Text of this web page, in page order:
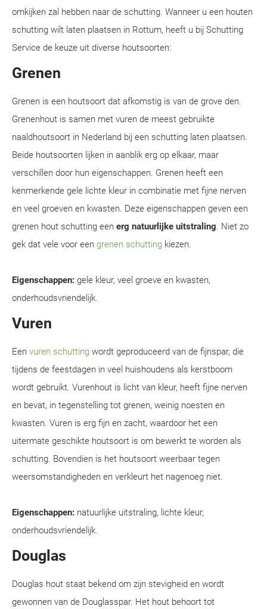
omkijken zal hebben naar de schutting. Wanneer u een houten
schutting wilt laten plaatsen in Rottum, heeft u bij Schutting
Service de keuze uit diverse houtsoorten:
Grenen
Grenen is een houtsoort dat afkomstig is van de grove den.
Grenenhout is samen met vuren de meest gebruikte
naaldhoutsoort in Nederland bij een schutting laten plaatsen.
Beide houtsoorten lijken in aanblik erg op elkaar, maar
verschillen door hun eigenschappen. Grenen heeft een
kenmerkende gele lichte kleur in combinatie met fijne nerven
en veel groeven en kwasten. Deze eigenschappen geven een
grenen hout schutting een erg natuurlijke uitstraling. Niet zo
gek dat vele voor een grenen schutting kiezen.
Eigenschappen: gele kleur, veel groeve en kwasten,
onderhoudsvriendelijk.
Vuren
Een vuren schutting wordt geproduceerd van de fijnspar, die
tijdens de feestdagen in veel huishoudens als kerstboom
wordt gebruikt. Vurenhout is licht van kleur, heeft fijne nerven
en bevat, in tegenstelling tot grenen, weinig noesten en
kwasten. Vuren is erg fijn en zacht, waardoor het een
uitermate geschikte houtsoort is om bewerkt te worden als
schutting. Bovendien is het houtsoort weerbaar tegen
weersomstandigheden en verkleurt het nagenoeg niet.
Eigenschappen: natuurlijke uitstraling, lichte kleur,
onderhoudsvriendelijk.
Douglas
Douglas hout staat bekend om zijn stevigheid en wordt
gewonnen van de Douglasspar. Het hout behoort tot